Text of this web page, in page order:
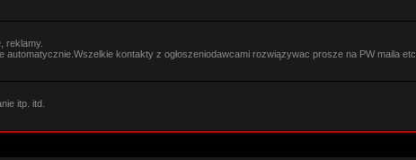
reklamy.
automatycznie.Wszelkie kontakty z ogłoszeniodawcami rozwiązywac prosze na PW maila etc.
itp. itd.